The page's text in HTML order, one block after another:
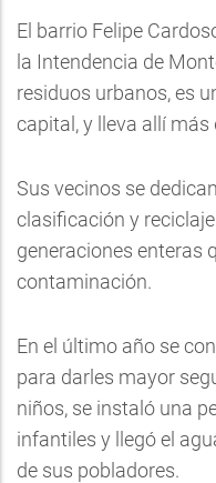
El barrio Felipe
la Intendencia de
residuos urbanos, es
capital, y lleva allí más
Sus vecinos se
clasificación y
generaciones enteras
contaminación.
En el último año se
para darles mayor
niños, se instaló una
infantiles y llegó el
de sus pobladores.